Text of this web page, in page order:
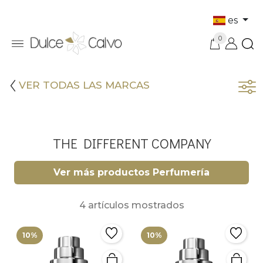
es
0
VER TODAS LAS MARCAS
THE DIFFERENT COMPANY
Ver más productos Perfumería
4 artículos mostrados
10% 10%